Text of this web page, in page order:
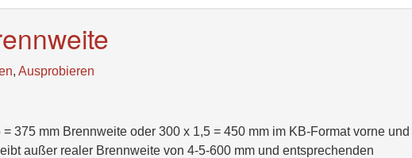
, Ausprobieren
375 mm Brennweite oder 300 x 1,5 = 450 mm im KB-Format vorne und
außer realer Brennweite von 4-5-600 mm und entsprechenden